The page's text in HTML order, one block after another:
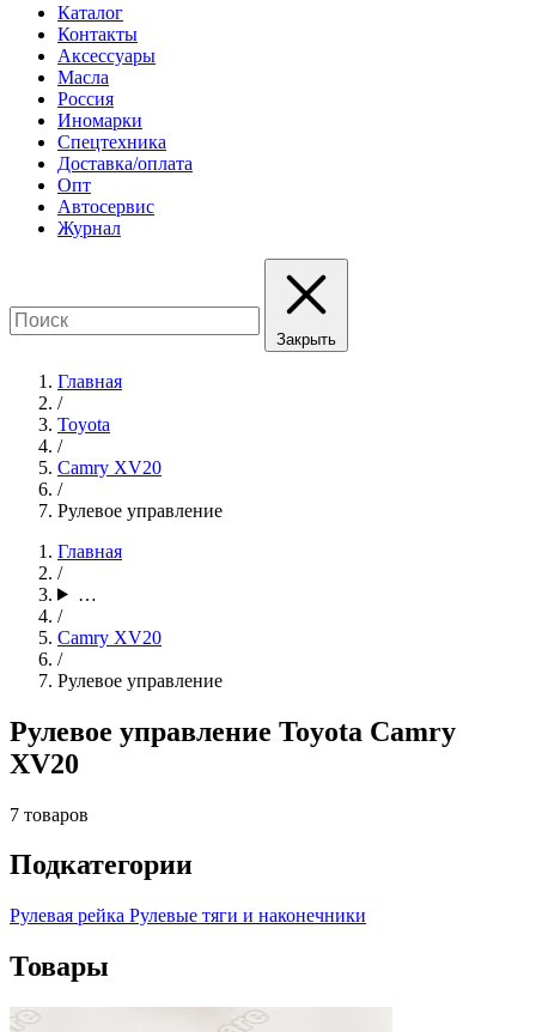
Каталог
Контакты
Аксессуары
Масла
Россия
Иномарки
Спецтехника
Доставка/оплата
Опт
Автосервис
Журнал
Закрыть
Главная
/
Toyota
/
Camry XV20
/
Рулевое управление
Главная
/
…
/
Camry XV20
/
Рулевое управление
Рулевое управление Toyota Camry
XV20
7 товаров
Подкатегории
Рулевая рейка Рулевые тяги и наконечники
Товары